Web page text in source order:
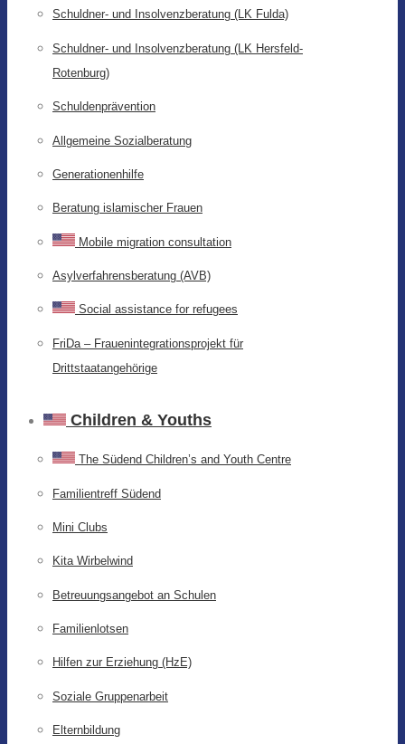
Schuldner- und Insolvenzberatung (LK Fulda)
Schuldner- und Insolvenzberatung (LK Hersfeld-
Rotenburg)
Schuldenprävention
Allgemeine Sozialberatung
Generationenhilfe
Beratung islamischer Frauen
Mobile migration consultation
Asylverfahrensberatung (AVB)
Social assistance for refugees
FriDa – Frauenintegrationsprojekt für
Drittstaatangehörige
Children & Youths
The Südend Children’s and Youth Centre
Familientreff Südend
Mini Clubs
Kita Wirbelwind
Betreuungsangebot an Schulen
Familienlotsen
Hilfen zur Erziehung (HzE)
Soziale Gruppenarbeit
Elternbildung